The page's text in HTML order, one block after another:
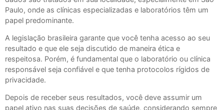
Paulo, onde as clínicas especializadas e laboratórios têm um
papel predominante.
A legislação brasileira garante que você tenha acesso ao seu
resultado e que ele seja discutido de maneira ética e
respeitosa. Porém, é fundamental que o laboratório ou clínica
responsável seja confiável e que tenha protocolos rígidos de
privacidade.
Depois de receber seus resultados, você deve assumir um
papel ativo nas suas decisões de saúde, considerando sempre